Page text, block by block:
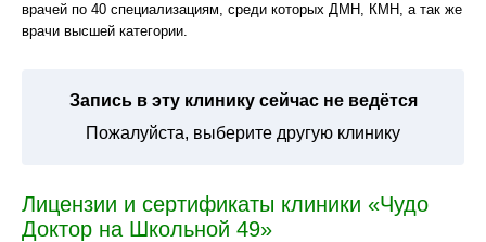
врачей по 40 специализациям, среди которых ДМН, КМН, а так же
врачи высшей категории.
Запись в эту клинику сейчас не ведётся
Пожалуйста, выберите другую клинику
Лицензии и сертификаты клиники «Чудо
Доктор на Школьной 49»